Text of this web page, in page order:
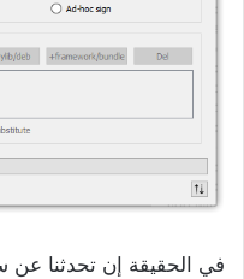
في الحقيقة إن تحدثنا عن